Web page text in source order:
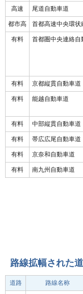
高速 尾道自動車道
都市高 首都高速中央環状
有料 首都圏中央連絡自
有料 京都縦貫自動車道
有料 能越自動車道
有料 中部縦貫自動車道
有料 帯広広尾自動車道
有料 京奈和自動車道
有料 南九州自動車道
路線拡幅された
道路 路線名称